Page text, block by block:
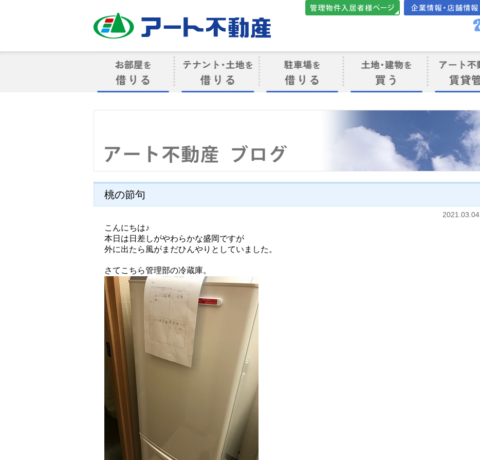
会社案内・店舗情報
け
桃の節句
2021.03.04
こんにちは♪
本日は日差しがやわらかな盛岡ですが
外に出たら風がまだひんやりとしていました。
さてこちら管理部の冷蔵庫。